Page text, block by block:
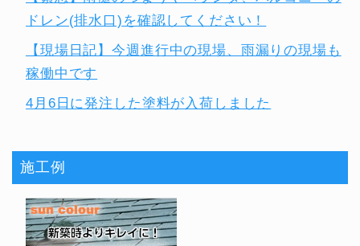
ドレン(排水口)を確認してください！
【現場日記】今週進行中の現場、雨漏りの現場も
稼働中です
4月6日に発注した塗料が入荷しました
施工例